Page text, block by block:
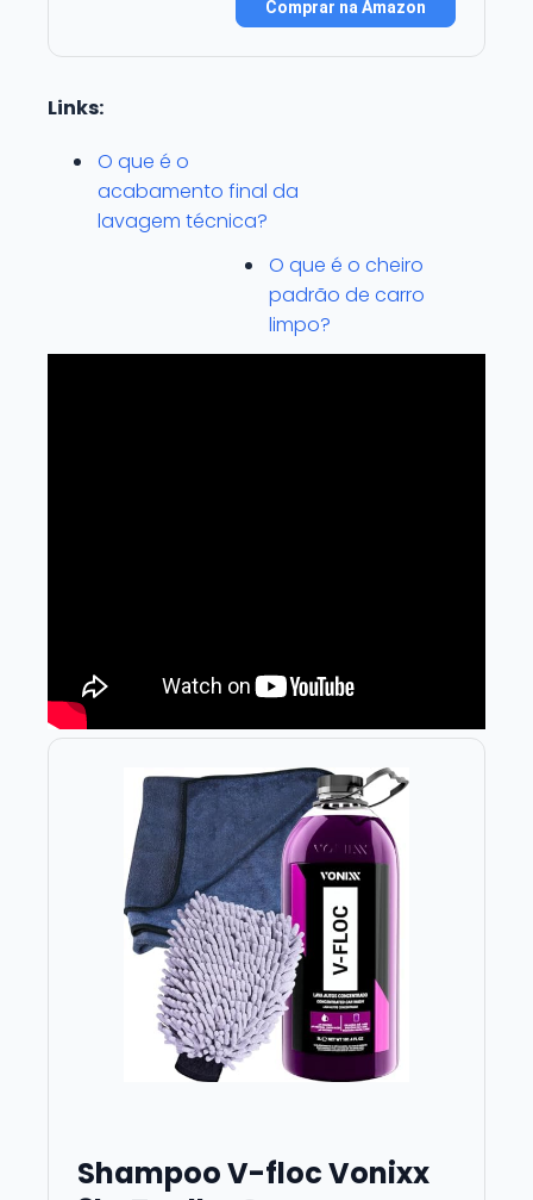
Comprar na Amazon
Links:
O que é o
acabamento final da
lavagem técnica?
O que é o cheiro
padrão de carro
limpo?
Shampoo V-floc Vonixx